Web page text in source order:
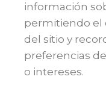
información
permitiendo el
del sitio y
preferencias
o intereses.